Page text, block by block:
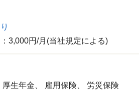
：3,000円/月(当社規定による)
厚生年金、 雇用保険、 労災保険